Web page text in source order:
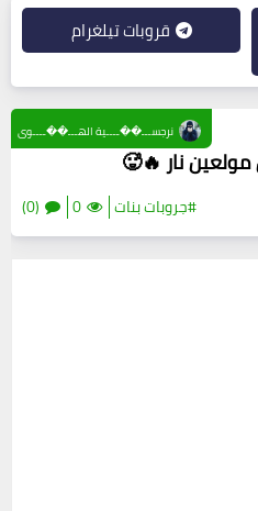
قروبات تيلغرام
نار 🔥🥵
#جروبات بنات 0
(0)
نرجســـ��ــــية الهـــ��ــــوى